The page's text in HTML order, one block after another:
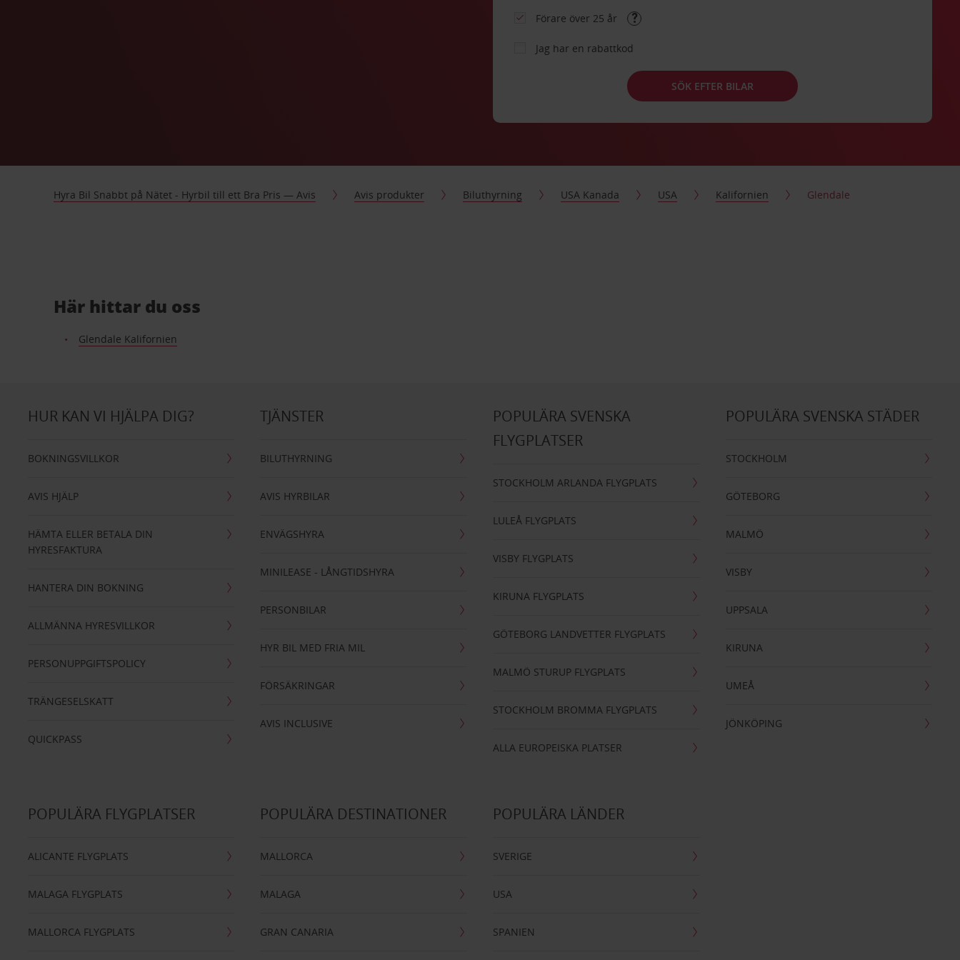
Förare över 25 år
Jag har en rabattkod
SÖK EFTER BILAR
Hyra Bil Snabbt på Nätet - Hyrbil till ett Bra Pris — Avis Avis produkter Biluthyrning USA Kanada USA Kalifornien Glendale
Här hittar du oss
Glendale Kalifornien
HUR KAN VI HJÄLPA DIG?
BOKNINGSVILLKOR
AVIS HJÄLP
HÄMTA ELLER BETALA DIN
HYRESFAKTURA
HANTERA DIN BOKNING
ALLMÄNNA HYRESVILLKOR
PERSONUPPGIFTSPOLICY
TRÄNGESELSKATT
QUICKPASS
TJÄNSTER
BILUTHYRNING
AVIS HYRBILAR
ENVÄGSHYRA
MINILEASE - LÅNGTIDSHYRA
PERSONBILAR
HYR BIL MED FRIA MIL
FÖRSÄKRINGAR
AVIS INCLUSIVE
POPULÄRA SVENSKA
FLYGPLATSER
STOCKHOLM ARLANDA FLYGPLATS
LULEÅ FLYGPLATS
VISBY FLYGPLATS
KIRUNA FLYGPLATS
GÖTEBORG LANDVETTER FLYGPLATS
MALMÖ STURUP FLYGPLATS
STOCKHOLM BROMMA FLYGPLATS
ALLA EUROPEISKA PLATSER
POPULÄRA SVENSKA STÄDER
STOCKHOLM
GÖTEBORG
MALMÖ
VISBY
UPPSALA
KIRUNA
UMEÅ
JÖNKÖPING
POPULÄRA FLYGPLATSER
ALICANTE FLYGPLATS
MALAGA FLYGPLATS
MALLORCA FLYGPLATS
POPULÄRA DESTINATIONER
MALLORCA
MALAGA
GRAN CANARIA
POPULÄRA LÄNDER
SVERIGE
USA
SPANIEN